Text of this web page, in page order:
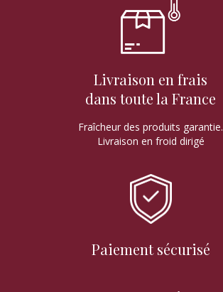
Livraison en frais
dans toute la France
Fraîcheur des produits garantie.
Livraison en froid dirigé
Paiement sécurisé